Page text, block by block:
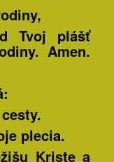
Tvoj plášť
Amen.
plecia.
Kriste a